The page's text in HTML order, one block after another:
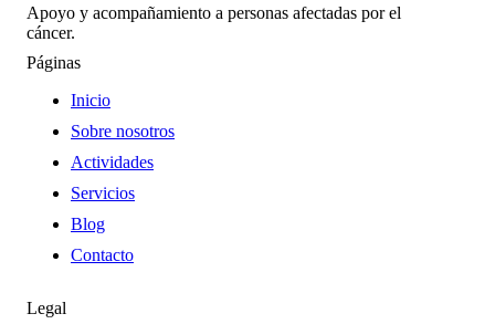
Apoyo y acompañamiento a personas afectadas por el
cáncer.
Páginas
Inicio
Sobre nosotros
Actividades
Servicios
Blog
Contacto
Legal